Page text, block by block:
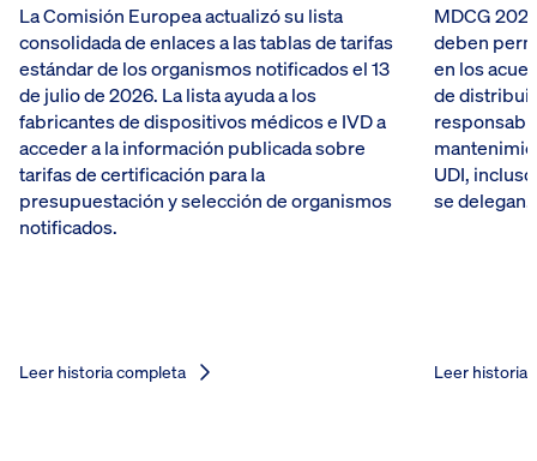
La Comisión Europea actualizó su lista
consolidada de enlaces a las tablas de tarifas
estándar de los organismos notificados el 13
de julio de 2026. La lista ayuda a los
fabricantes de dispositivos médicos e IVD a
acceder a la información publicada sobre
tarifas de certificación para la
presupuestación y selección de organismos
notificados.
Leer historia completa
MDCG
deben
en los
de
UDI,
se delegan.
Leer historia